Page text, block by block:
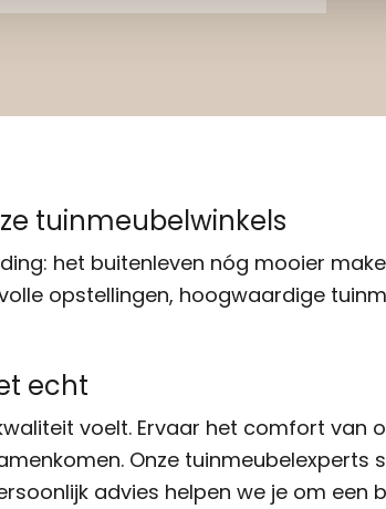
tuinmeubelwinkels
het buitenleven nóg mooier
opstellingen, hoogwaardige
echt
voelt. Ervaar het comfort van
Onze
advies helpen we je om